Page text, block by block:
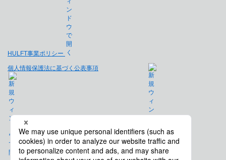
HULFT事業ポリシー
個人情報保護法に基づく公表事項
免責事項